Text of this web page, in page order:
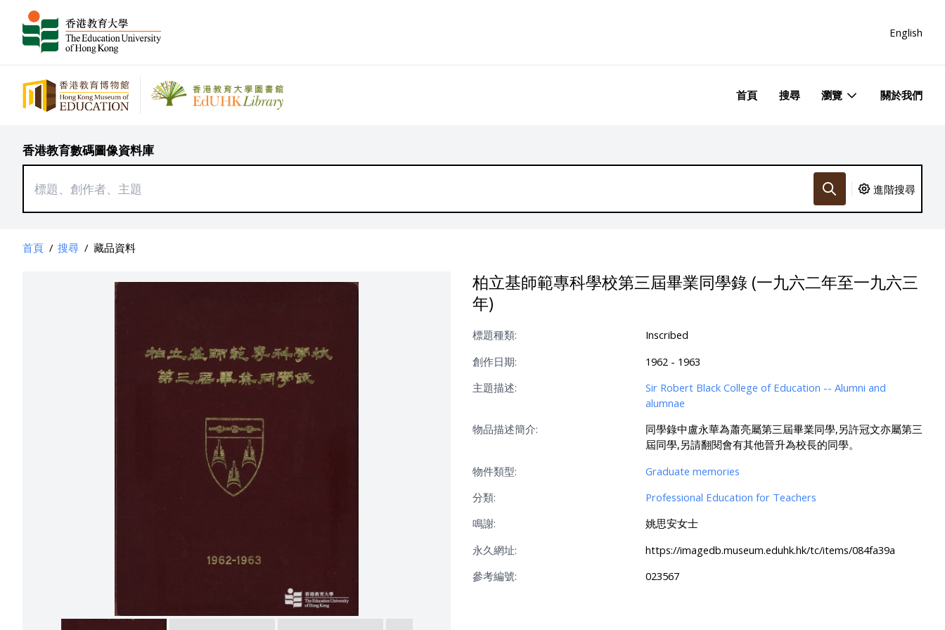
English
首頁 搜尋 瀏覽 關於我們
香港教育數碼圖像資料庫
進階搜尋
首頁 / 搜尋 / 藏品資料
柏立基師範專科學校第三屆畢業同學錄 (一九六二年至一九六三
年)
標題種類:
Inscribed
創作日期:
1962 - 1963
主題描述:
Sir Robert Black College of Education -- Alumni and
alumnae
物品描述簡介:
同學錄中盧永華為蕭亮屬第三屆畢業同學,另許冠文亦屬第三
屆同學,另請翻閱會有其他晉升為校長的同學。
物件類型:
Graduate memories
分類:
Professional Education for Teachers
鳴謝:
姚思安女士
永久網址:
https://imagedb.museum.eduhk.hk/tc/items/084fa39a
參考編號:
023567